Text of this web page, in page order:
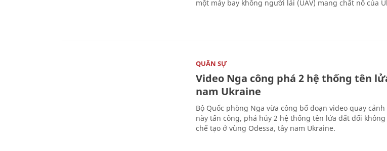
một máy bay không người lái (UAV) mang chất nổ của
QUÂN SỰ
Video Nga công phá 2 hệ thống tên
nam Ukraine
Bộ Quốc phòng Nga vừa công bố đoạn video quay
này tấn công, phá hủy 2 hệ thống tên lửa đất đối
chế tạo ở vùng Odessa, tây nam Ukraine.